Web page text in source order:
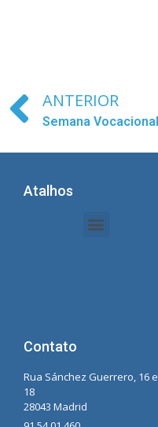
ANTERIOR
Atalhos
Contato
Rua Sánchez Guerrero, 16 e
18
28043 Madrid